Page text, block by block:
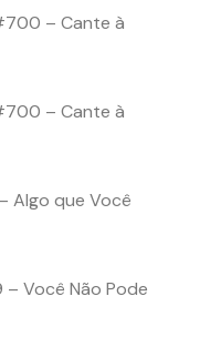
– Cante à
– Cante à
Algo que Você
Você Não Pode